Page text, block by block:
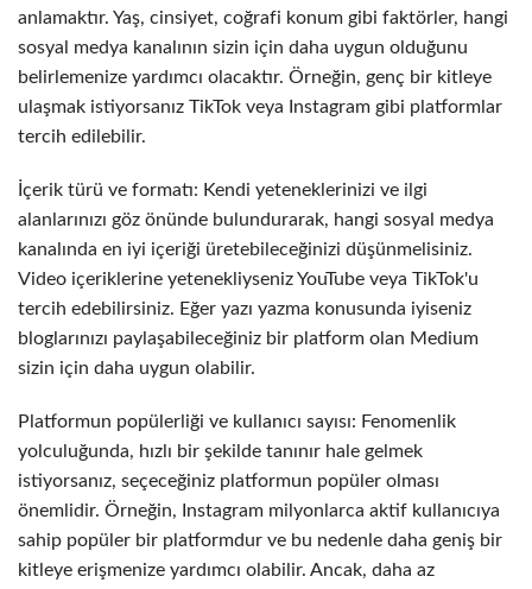
anlamaktır. Yaş, cinsiyet, coğrafi konum gibi faktörler, hangi
sosyal medya kanalının sizin için daha uygun olduğunu
belirlemenize yardımcı olacaktır. Örneğin, genç bir kitleye
ulaşmak istiyorsanız TikTok veya Instagram gibi platformlar
tercih edilebilir.
İçerik türü ve formatı: Kendi yeteneklerinizi ve ilgi
alanlarınızı göz önünde bulundurarak, hangi sosyal medya
kanalında en iyi içeriği üretebileceğinizi düşünmelisiniz.
Video içeriklerine yetenekliyseniz YouTube veya TikTok'u
tercih edebilirsiniz. Eğer yazı yazma konusunda iyiseniz
bloglarınızı paylaşabileceğiniz bir platform olan Medium
sizin için daha uygun olabilir.
Platformun popülerliği ve kullanıcı sayısı: Fenomenlik
yolculuğunda, hızlı bir şekilde tanınır hale gelmek
istiyorsanız, seçeceğiniz platformun popüler olması
önemlidir. Örneğin, Instagram milyonlarca aktif kullanıcıya
sahip popüler bir platformdur ve bu nedenle daha geniş bir
kitleye erişmenize yardımcı olabilir. Ancak, daha az